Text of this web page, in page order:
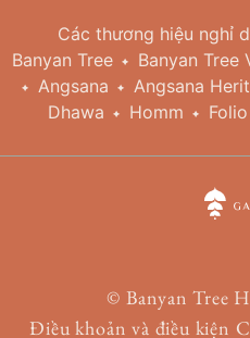
Các thương hiệu nghỉ
Banyan Tree
Banyan Tree
Angsana
Angsana
Dhawa
Homm Folio
© Banyan Tree
Điều khoản và điều kiện